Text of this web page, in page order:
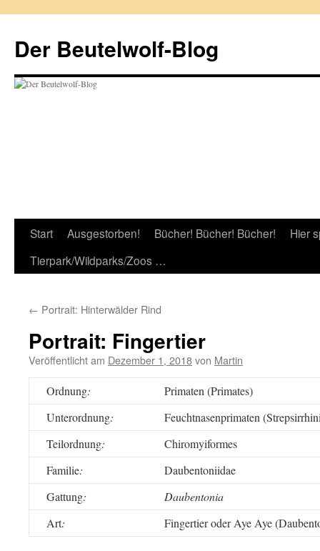
springen
Der Beutelwolf-Blog
Start Ausgestorben! Bücher! Bücher! Bücher!
Hier
Tierpark/Wildparks/Zoos …
← Portrait: Hinterwälder Rind
Portrait: Fingertier
Veröffentlicht am Dezember 1, 2018von Martin
Ordnung:
Primaten (Primates)
Unterordnung:
Feuchtnasenprimaten
Teilordnung:
Chiromyiformes
Familie:
Daubentoniidae
Gattung:
Daubentonia
Art: Fingertier oder Aye Aye